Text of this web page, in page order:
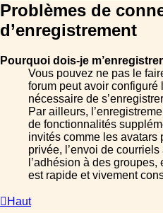
Problèmes de
d’enregistrement
Pourquoi dois-je
Vous pouvez ne pas le
forum peut avoir configuré
nécessaire de
Par ailleurs,
de fonctionnalités
invités comme les
privée, l’envoi de
l’adhésion à des
est rapide et vivement
Haut